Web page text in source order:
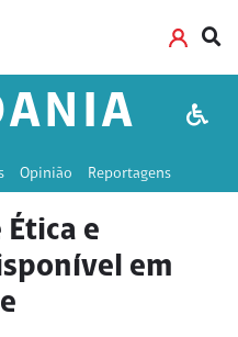
Opinião Reportagens
e
em